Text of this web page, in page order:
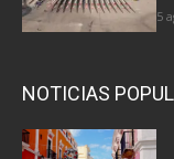
5
NOTICIAS